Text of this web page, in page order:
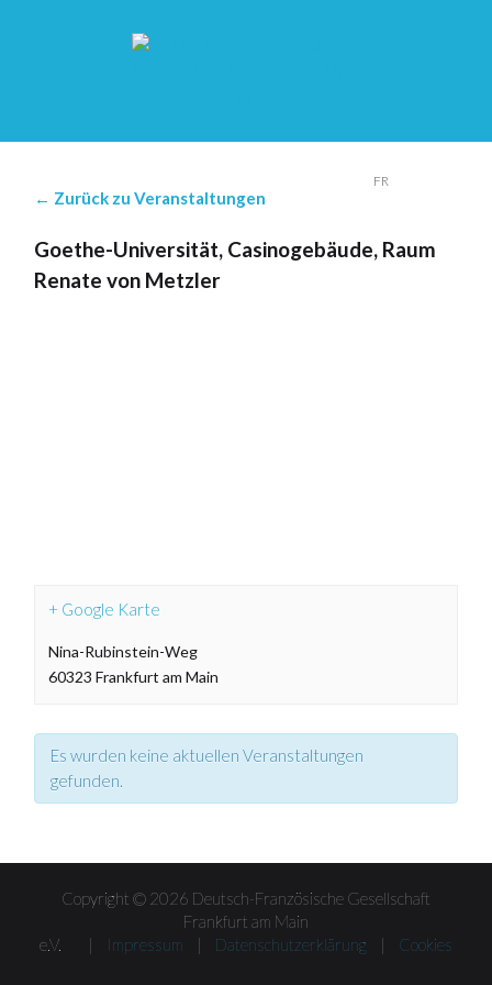
FR
← Zurück zu Veranstaltungen
Goethe-Universität, Casinogebäude, Raum
Renate von Metzler
+ Google Karte
Nina-Rubinstein-Weg
60323 Frankfurt am Main
Es wurden keine aktuellen Veranstaltungen
gefunden.
Listen
Navigation
Copyright © 2026 Deutsch-Französische Gesellschaft
Frankfurt am Main
e.V. |
Impressum | Datenschutzerklärung | Cookies